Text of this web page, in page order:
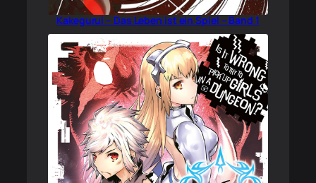
Kakegurui – Das Leben ist ein Spiel – Band 1